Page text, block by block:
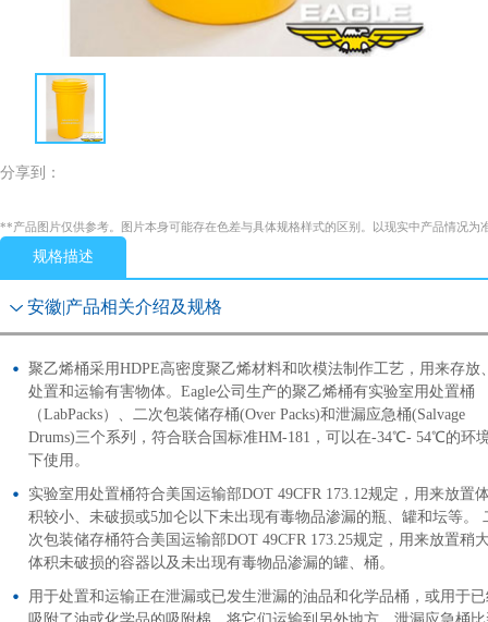
分享到：
**产品图片仅供参考。图片本身可能存在色差与具体规格样式的区别。以现实中产品情况为
规格描述
安徽|产品相关介绍及规格
聚乙烯桶采用HDPE高密度聚乙烯材料和吹模法制作工艺，用来存放
处置和运输有害物体。Eagle公司生产的聚乙烯桶有实验室用处置桶
（LabPacks）、二次包装储存桶(Over Packs)和泄漏应急桶(Salvage
Drums)三个系列，符合联合国标准HM-181，可以在-34℃- 54℃的环
下使用。
实验室用处置桶符合美国运输部DOT 49CFR 173.12规定，用来放置
积较小、未破损或5加仑以下未出现有毒物品渗漏的瓶、罐和坛等。
次包装储存桶符合美国运输部DOT 49CFR 173.25规定，用来放置稍
体积未破损的容器以及未出现有毒物品渗漏的罐、桶。
用于处置和运输正在泄漏或已发生泄漏的油品和化学品桶，或用于